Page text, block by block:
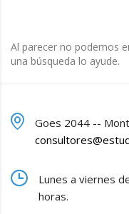
Al parecer no podemos
una búsqueda lo ayude.
Goes 2044 --
Lunes a viernes
horas.